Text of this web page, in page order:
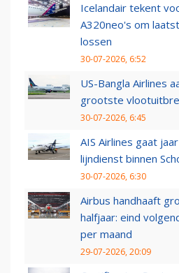
Icelandair tekent
A320neo's om
lossen
30-07-2026, 6:52
US-Bangla Airlines
grootste
30-07-2026, 6:45
AIS Airlines gaat
lijndienst binnen
30-07-2026, 6:30
Airbus handhaaft
halfjaar: eind
per maand
29-07-2026, 20:09